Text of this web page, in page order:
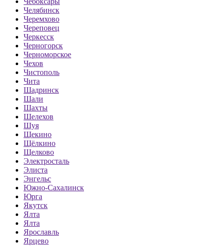
Челябинск
Черемхово
Череповец
Черкесск
Черногорск
Черноморское
Чехов
Чистополь
Чита
Шадринск
Шали
Шахты
Шелехов
Шуя
Щекино
Щёлкино
Щелково
Электросталь
Элиста
Энгельс
Южно-Сахалинск
Юрга
Якутск
Ялта
Ялта
Ярославль
Ярцево